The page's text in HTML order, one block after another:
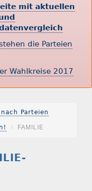
mit aktuellen
die Parteien
Wahlkreise 2017
Parteien
FAMILIE